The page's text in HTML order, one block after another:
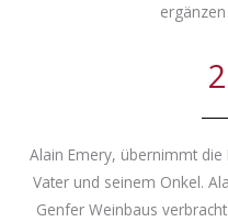
Alain Emery, übernimmt
Vater und seinem Onkel.
Genfer Weinbaus